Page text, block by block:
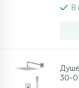
В
-
30-